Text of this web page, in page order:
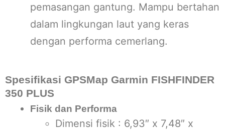
pemasangan gantung. Mampu bertahan
dalam lingkungan laut yang keras
dengan performa cemerlang.
Spesifikasi GPSMap Garmin FISHFINDER
350 PLUS
Fisik dan Performa
Dimensi fisik : 6,93″ x 7,48″ x